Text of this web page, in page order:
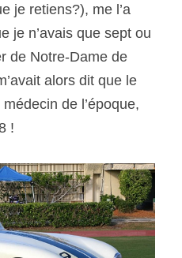
je retiens?), me l’a
je n’avais que sept ou
de Notre-Dame de
alors dit que le
de l’époque,
!